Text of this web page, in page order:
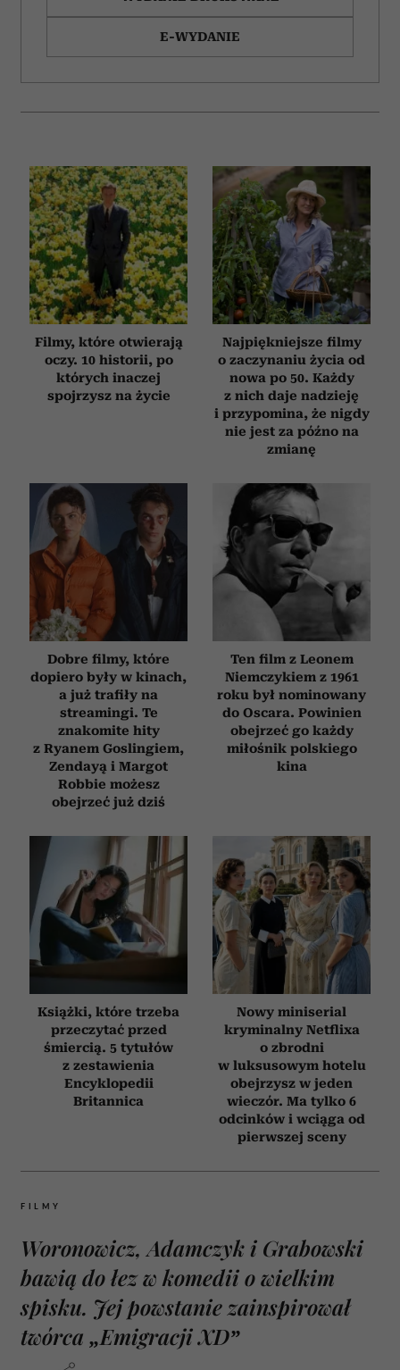
E-WYDANIE
Filmy, które otwierają
oczy. 10 historii, po
których inaczej
spojrzysz na życie
Najpiękniejsze filmy
o zaczynaniu życia od
nowa po 50. Każdy
z nich daje nadzieję
i przypomina, że nigdy
nie jest za późno na
zmianę
Dobre filmy, które
dopiero były w kinach,
a już trafiły na
streamingi. Te
znakomite hity
z Ryanem Goslingiem,
Zendayą i Margot
Robbie możesz
obejrzeć już dziś
Ten film z Leonem
Niemczykiem z 1961
roku był nominowany
do Oscara. Powinien
obejrzeć go każdy
miłośnik polskiego
kina
Książki, które trzeba
przeczytać przed
śmiercią. 5 tytułów
z zestawienia
Encyklopedii
Britannica
Nowy miniserial
kryminalny Netflixa
o zbrodni
w luksusowym hotelu
obejrzysz w jeden
wieczór. Ma tylko 6
odcinków i wciąga od
pierwszej sceny
FILMY
Woronowicz, Adamczyk i Grabowski
bawią do łez w komedii o wielkim
spisku. Jej powstanie zainspirował
twórca „Emigracji XD”